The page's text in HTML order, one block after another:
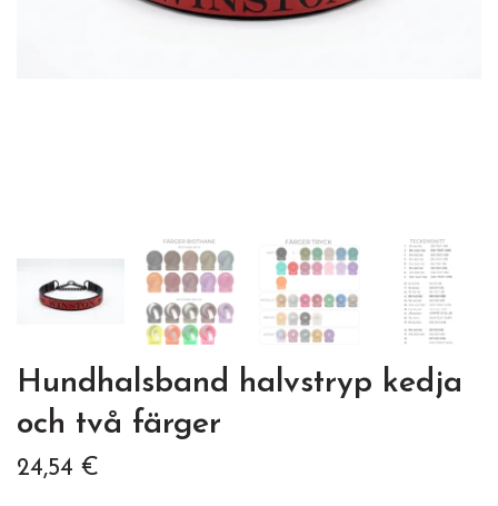
Hundhalsband halvstryp kedja
och två färger
24,54 €